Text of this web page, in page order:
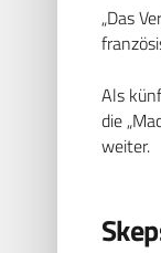
„Das
Als
die
weiter.